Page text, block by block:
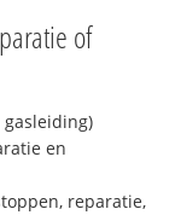
of
en
reparatie,